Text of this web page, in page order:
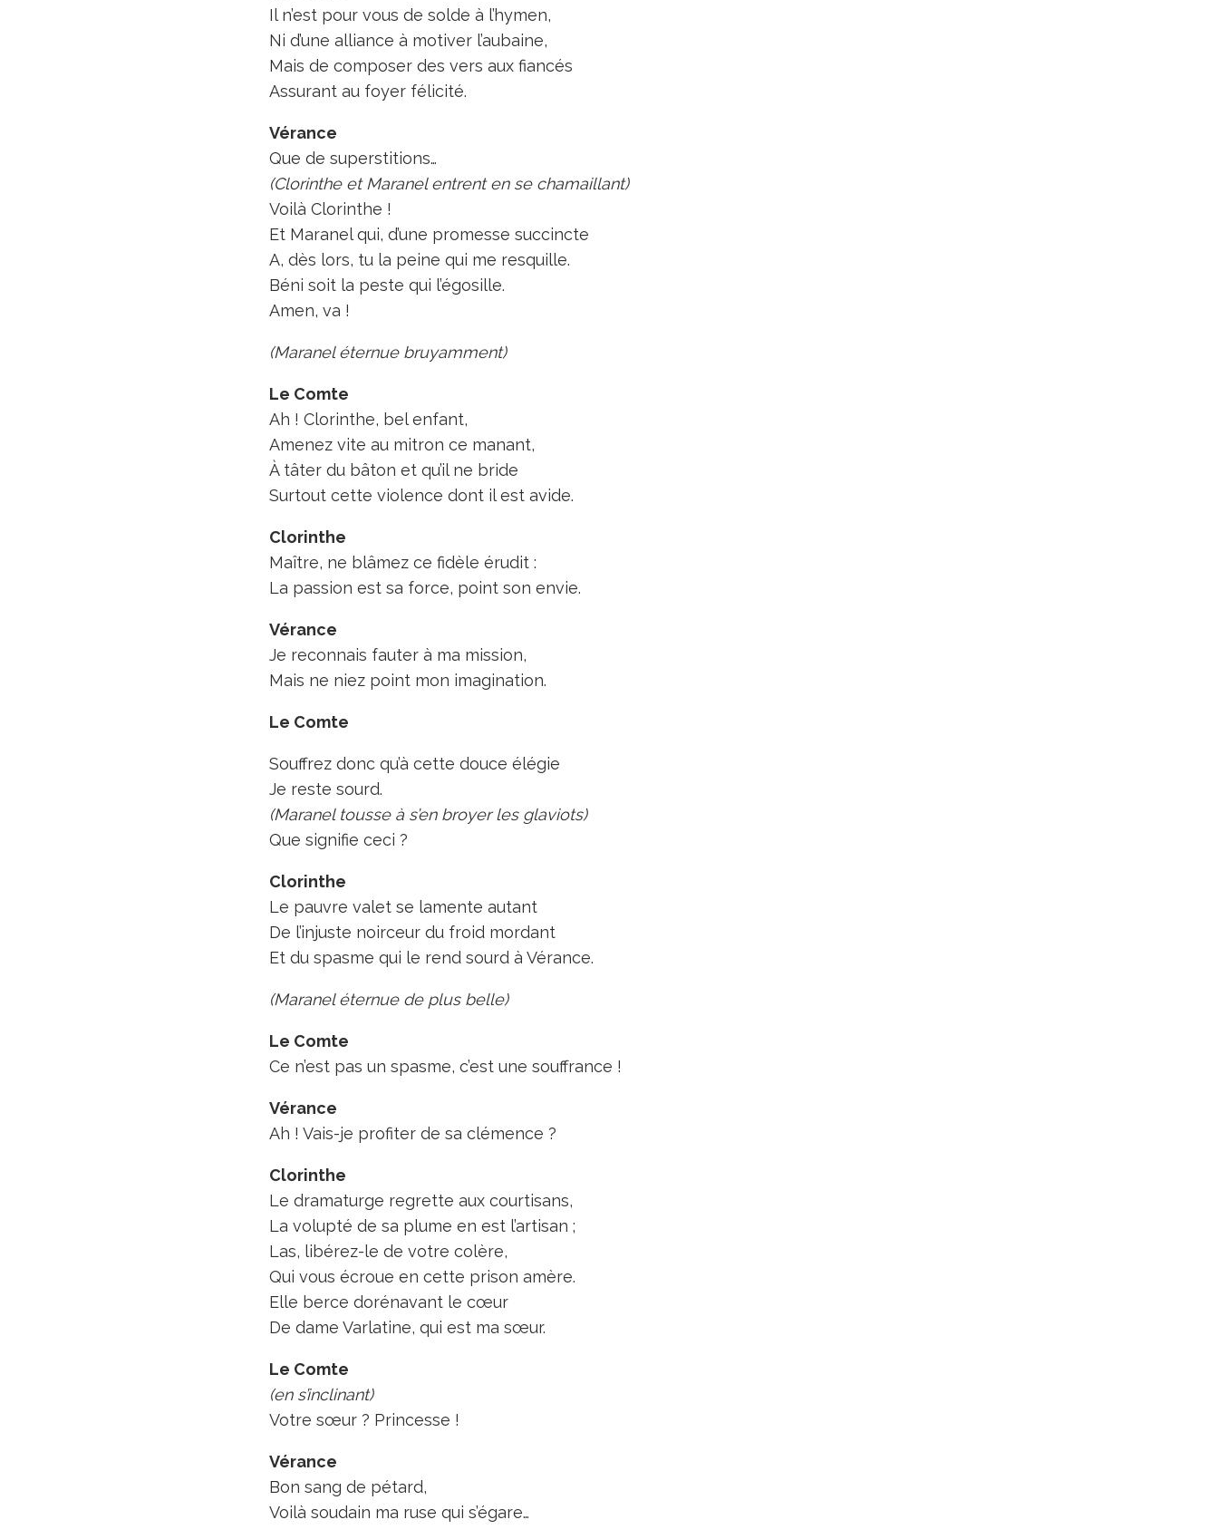
Il n’est pour vous de solde à l’hymen,
Ni d’une alliance à motiver l’aubaine,
Mais de composer des vers aux fiancés
Assurant au foyer félicité.
Vérance
Que de superstitions…
(Clorinthe et Maranel entrent en se chamaillant)
Voilà Clorinthe !
Et Maranel qui, d’une promesse succincte
A, dès lors, tu la peine qui me resquille.
Béni soit la peste qui l’égosille.
Amen, va !
(Maranel éternue bruyamment)
Le Comte
Ah ! Clorinthe, bel enfant,
Amenez vite au mitron ce manant,
À tâter du bâton et qu’il ne bride
Surtout cette violence dont il est avide.
Clorinthe
Maître, ne blâmez ce fidèle érudit :
La passion est sa force, point son envie.
Vérance
Je reconnais fauter à ma mission,
Mais ne niez point mon imagination.
Le Comte
Souffrez donc qu’à cette douce élégie
Je reste sourd.
(Maranel tousse à s’en broyer les glaviots)
Que signifie ceci ?
Clorinthe
Le pauvre valet se lamente autant
De l’injuste noirceur du froid mordant
Et du spasme qui le rend sourd à Vérance.
(Maranel éternue de plus belle)
Le Comte
Ce n’est pas un spasme, c’est une souffrance !
Vérance
Ah ! Vais-je profiter de sa clémence ?
Clorinthe
Le dramaturge regrette aux courtisans,
La volupté de sa plume en est l’artisan ;
Las, libérez-le de votre colère,
Qui vous écroue en cette prison amère.
Elle berce dorénavant le cœur
De dame Varlatine, qui est ma sœur.
Le Comte
(en s’inclinant)
Votre sœur ? Princesse !
Vérance
Bon sang de pétard,
Voilà soudain ma ruse qui s’égare…